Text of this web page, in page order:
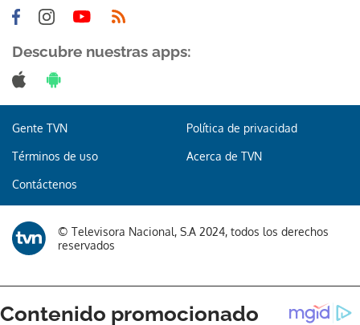
Descubre nuestras apps:
Gente TVN Política de privacidad
Términos de uso Acerca de TVN
Contáctenos
© Televisora Nacional, S.A 2024, todos los derechos
reservados